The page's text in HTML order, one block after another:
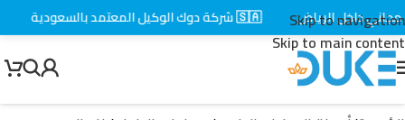
Skip to navigation
Skip to main content
داخل الرياض 🇸🇦 شركة دوك الوكيل المعتمد بالسعودية